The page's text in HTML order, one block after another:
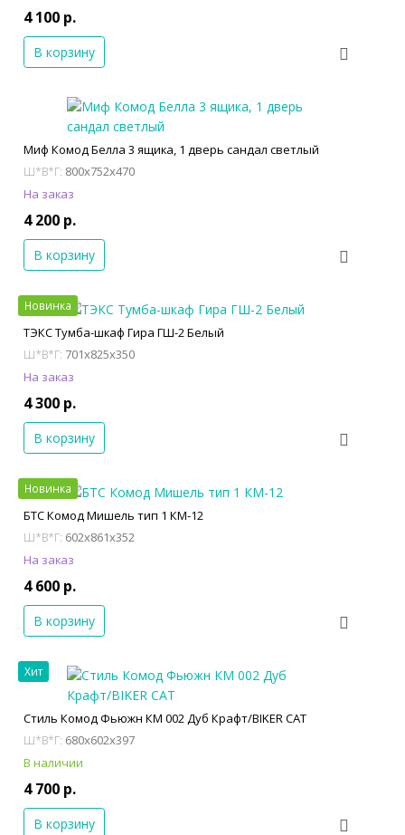
4 100 р.
В корзину
Миф Комод Белла 3 ящика, 1 дверь сандал светлый
Ш*В*Г: 800x752x470
На заказ
4 200 р.
В корзину
Новинка
ТЭКС Тумба-шкаф Гира ГШ-2 Белый
Ш*В*Г: 701x825x350
На заказ
4 300 р.
В корзину
Новинка
БТС Комод Мишель тип 1 КМ-12
Ш*В*Г: 602x861x352
На заказ
4 600 р.
В корзину
Хит
Стиль Комод Фьюжн КМ 002 Дуб Крафт/BIKER CAT
Ш*В*Г: 680x602x397
В наличии
4 700 р.
В корзину